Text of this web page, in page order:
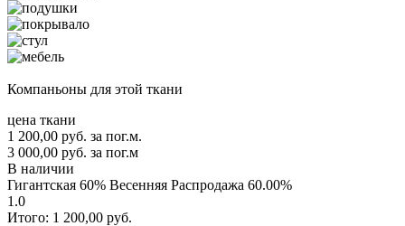
Компаньоны для этой ткани
цена ткани
1 200,00 руб. за пог.м.
3 000,00 руб. за пог.м
В наличии
Гигантская 60% Весенняя Распродажа 60.00%
1.0
Итого: 1 200,00 руб.